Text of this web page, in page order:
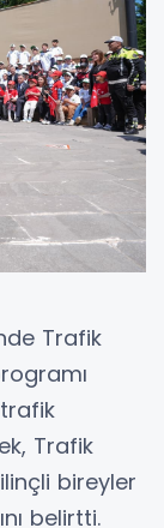
Trafik
Trafik
bireyler
belirtti.